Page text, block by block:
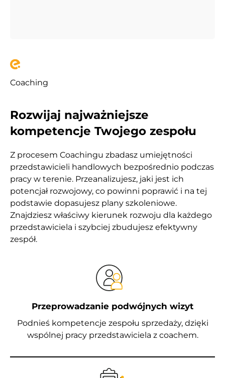
Coaching
Rozwijaj najważniejsze
kompetencje Twojego zespołu
Z procesem Coachingu zbadasz umiejętności
przedstawicieli handlowych bezpośrednio podczas
pracy w terenie. Przeanalizujesz, jaki jest ich
potencjał rozwojowy, co powinni poprawić i na tej
podstawie dopasujesz plany szkoleniowe.
Znajdziesz właściwy kierunek rozwoju dla każdego
przedstawiciela i szybciej zbudujesz efektywny
zespół.
Przeprowadzanie podwójnych wizyt
Podnieś kompetencje zespołu sprzedaży, dzięki
wspólnej pracy przedstawiciela z coachem.